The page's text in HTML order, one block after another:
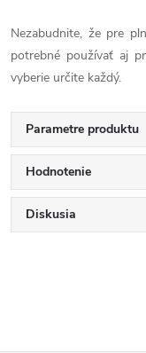
Nezabudnite, že pre
potrebné používať aj
vyberie určite každý.
Parametre produktu
Hodnotenie
Diskusia